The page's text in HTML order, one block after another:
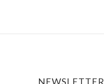
NEWSLETTER